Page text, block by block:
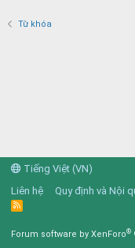
Từ khóa
Tiếng Việt (VN)
Liên hệ
Quy định và Nội
R
S
Forum software by XenForo®